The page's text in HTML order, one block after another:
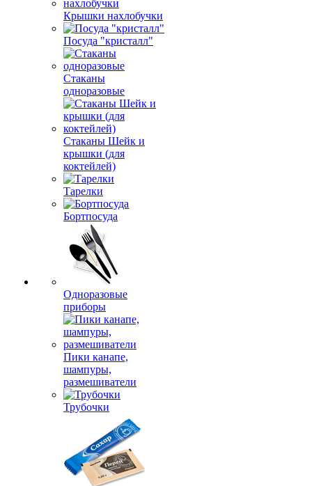
Крышки нахлобучки
Посуда "кристалл"
Стаканы
одноразовые
Стаканы Шейк и
крышки (для
коктейлей)
Тарелки
Бортпосуда
Одноразовые
приборы
Пики канапе,
шампуры,
размешиватели
Трубочки